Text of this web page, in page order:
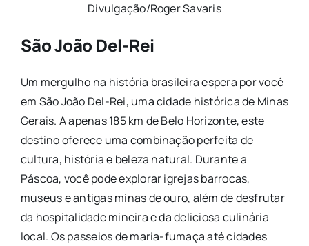
Divulgação/Roger Savaris
São João Del-Rei
Um mergulho na história brasileira espera por você
em São João Del-Rei, uma cidade histórica de Minas
Gerais. A apenas 185 km de Belo Horizonte, este
destino oferece uma combinação perfeita de
cultura, história e beleza natural. Durante a
Páscoa, você pode explorar igrejas barrocas,
museus e antigas minas de ouro, além de desfrutar
da hospitalidade mineira e da deliciosa culinária
local. Os passeios de maria-fumaça até cidades